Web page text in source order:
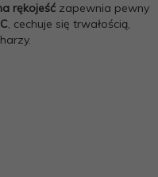
rękojeść zapewnia pewny
, cechuje się trwałością,